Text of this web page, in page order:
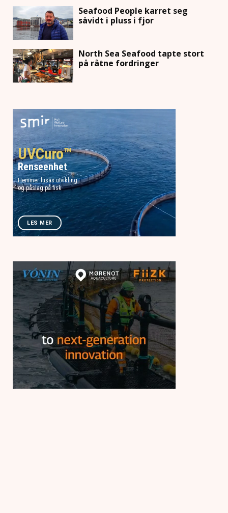
Seafood People karret seg
såvidt i pluss i fjor
North Sea Seafood tapte stort
på råtne fordringer